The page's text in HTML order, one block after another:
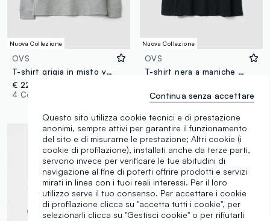
Nuova Collezione
OVS
T-shirt grigia in misto viscosa a nido d'ape regular fit
€ 22,95
4 Colori
Nuova Collezione
OVS
T-shirt nera a maniche lunghe in puro cotone organico con girocollo
7 Colori
Questo sito utilizza cookie tecnici e di prestazione
anonimi, sempre attivi per garantire il funzionamento
del sito e di misurarne le prestazione; Altri cookie (i
cookie di profilazione), installati anche da terze parti,
servono invece per verificare le tue abitudini di
navigazione al fine di poterti offrire prodotti e servizi
mirati in linea con i tuoi reali interessi. Per il loro
utilizzo serve il tuo consenso. Per accettare i cookie
di profilazione clicca su "accetta tutti i cookie", per
selezionarli clicca su "Gestisci cookie" o per rifiutarli
Continua senza accettare